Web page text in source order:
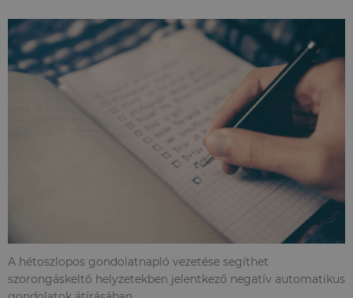
A hétoszlopos gondolatnapló vezetése segíthet
szorongáskeltő helyzetekben jelentkező negatív automatikus